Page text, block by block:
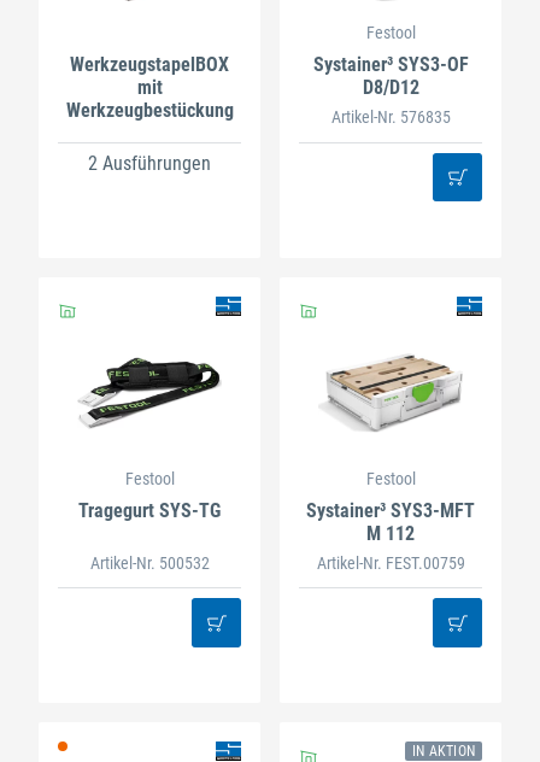
WerkzeugstapelBOX
mit
Werkzeugbestückung
2 Ausführungen
Festool
Systainer³ SYS3-OF
D8/D12
Artikel-Nr. 576835
Festool
Tragegurt SYS-TG
Artikel-Nr. 500532
Festool
Systainer³ SYS3-MFT
M 112
Artikel-Nr. FEST.00759
IN AKTION